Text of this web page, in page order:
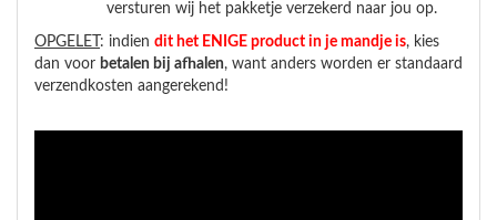
versturen wij het pakketje verzekerd naar jou op.
OPGELET : indien dit het ENIGE product in je mandje is, kies
dan voor betalen bij afhalen, want anders worden er standaard
verzendkosten aangerekend!